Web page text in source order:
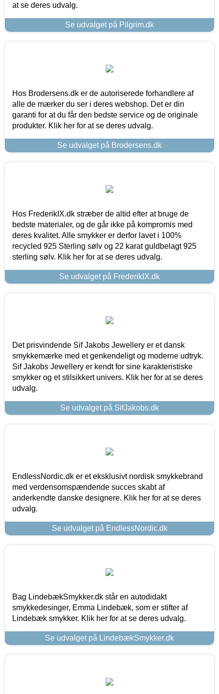
at se deres udvalg.
Se udvalget på Pilgrim.dk
Hos Brodersens.dk er de autoriserede forhandlere af
alle de mærker du ser i deres webshop. Det er din
garanti for at du får den bedste service og de originale
produkter. Klik her for at se deres udvalg.
Se udvalget på Brodersens.dk
Hos FrederikIX.dk stræber de altid efter at bruge de
bedste materialer, og de går ikke på kompromis med
deres kvalitet. Alle smykker er derfor lavet i 100%
recycled 925 Sterling sølv og 22 karat guldbelagt 925
sterling sølv. Klik her for at se deres udvalg.
Se udvalget på FrederikIX.dk
Det prisvindende Sif Jakobs Jewellery er et dansk
smykkemærke med et genkendeligt og moderne udtryk.
Sif Jakobs Jewellery er kendt for sine karakteristiske
smykker og et stilsikkert univers. Klik her for at se deres
udvalg.
Se udvalget på SifJakobs.dk
EndlessNordic.dk er et eksklusivt nordisk smykkebrand
med verdensomspændende succes skabt af
anderkendte danske designere. Klik her for at se deres
udvalg.
Se udvalget på EndlessNordic.dk
Bag LindebækSmykker.dk står en autodidakt
smykkedesinger, Emma Lindebæk, som er stifter af
Lindebæk smykker. Klik her for at se deres udvalg.
Se udvalget på LindebækSmykker.dk